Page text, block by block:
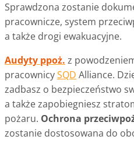
Sprawdzona zostanie
pracownicze, system
a także drogi ewakuacyjne.
Audyty ppoż. z
pracownicySQD Alliance.
zadbasz o bezpieczeństwo
a także zapobiegniesz
pożaru. Ochrona
zostanie dostosowana do